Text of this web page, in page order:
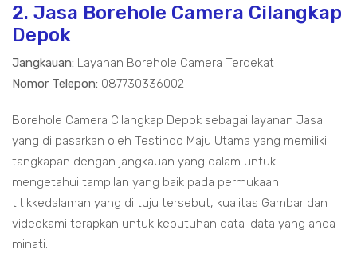
2. Jasa Borehole Camera Cilangkap
Depok
Jangkauan: Layanan Borehole Camera Terdekat
Nomor Telepon: 087730336002
Borehole Camera Cilangkap Depok sebagai layanan Jasa
yang di pasarkan oleh Testindo Maju Utama yang memiliki
tangkapan dengan jangkauan yang dalam untuk
mengetahui tampilan yang baik pada permukaan
titikkedalaman yang di tuju tersebut, kualitas Gambar dan
videokami terapkan untuk kebutuhan data-data yang anda
minati.